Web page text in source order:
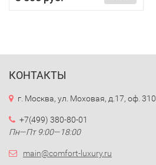
КОНТАКТЫ
г. Москва, ул. Моховая, д.17, оф. 310
+7(499) 380-80-01
Пн—Пт 9:00—18:00
main@comfort-luxury.ru